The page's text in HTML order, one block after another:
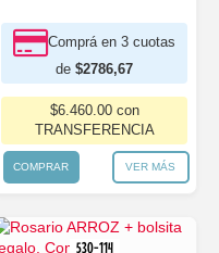
Comprá en 3 cuotas
de $2786,67
$6.460.00 con
TRANSFERENCIA
COMPRAR VER MÁS
530-114